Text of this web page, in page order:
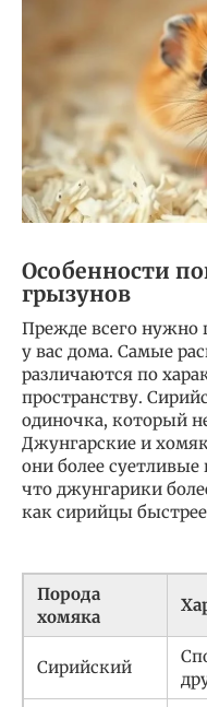
Особенности
грызунов
Прежде всего нужно
у вас дома. Самые
различаются по
пространству.
одиночка, который
Джунгарские и
они более
что джунгарики
как сирийцы
Порода
хомяка
Сирийский